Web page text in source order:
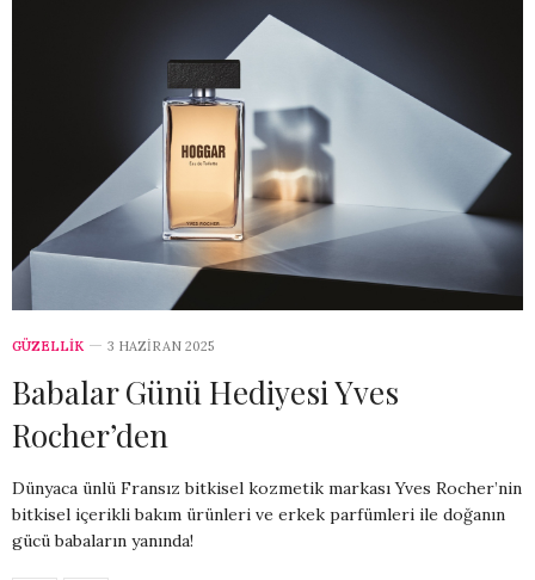
GÜZELLİK 3 HAZIRAN 2025
Babalar Günü Hediyesi Yves
Rocher’den
Dünyaca ünlü Fransız bitkisel kozmetik markası Yves Rocher’nin
bitkisel içerikli bakım ürünleri ve erkek parfümleri ile doğanın
gücü babaların yanında!